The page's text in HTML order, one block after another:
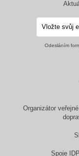
Odesláním
Organizátor
Spoje